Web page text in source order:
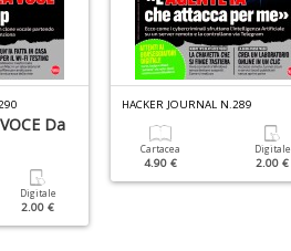
Da
Digitale
2.00 €
HACKER JOURNAL N.289
Cartacea
4.90 €
Digitale
2.00 €